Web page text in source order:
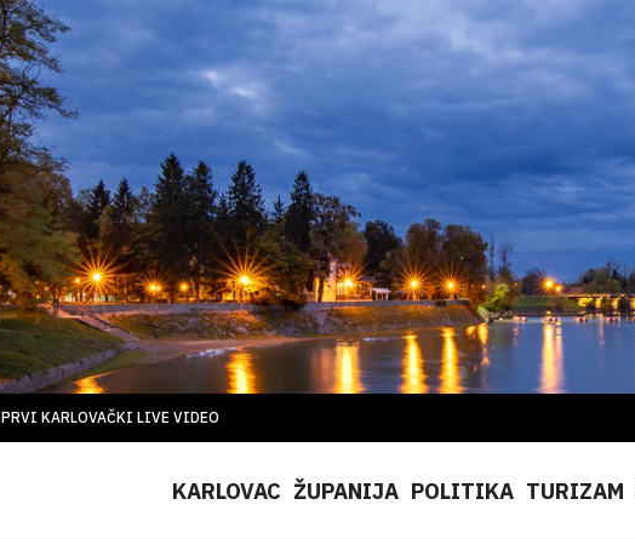
PRVI KARLOVAČKI LIVE VIDEO
KARLOVAC ŽUPANIJA POLITIKA TURIZAM